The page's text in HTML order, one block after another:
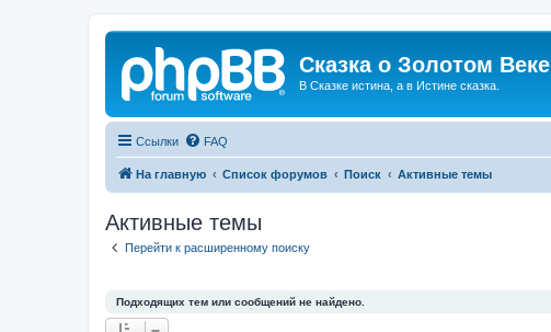
Сказка о Золотом Веке
В Сказке истина, а в Истине сказка.
Ссылки FAQ
На главную Список форумов Поиск Активные темы
Активные темы
Перейти к расширенному поиску
Подходящих тем или сообщений не найдено.